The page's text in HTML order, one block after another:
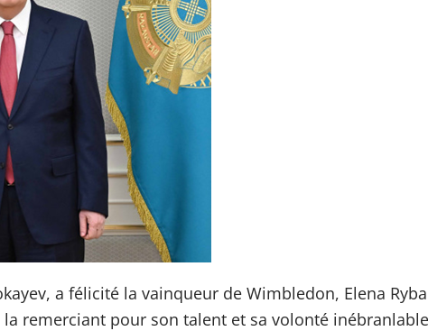
a félicité la vainqueur de Wimbledon, Elena
la remerciant pour son talent et sa volonté